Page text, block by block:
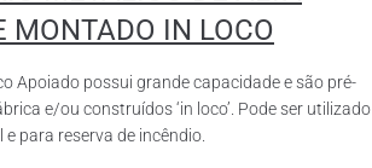
MONTADO IN LOCO
Apoiado possui grande capacidade e são pré-
e/ou construídos ‘in loco’. Pode ser utilizado
para reserva de incêndio.